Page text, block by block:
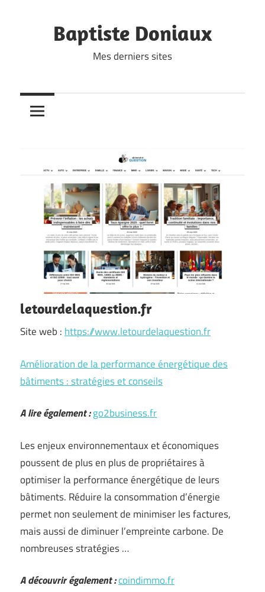
Baptiste Doniaux
Mes derniers sites
letourdelaquestion.fr
Site web : https://www.letourdelaquestion.fr
Amélioration de la performance énergétique des
bâtiments : stratégies et conseils
A lire également :go2business.fr
Les enjeux environnementaux et économiques
poussent de plus en plus de propriétaires à
optimiser la performance énergétique de leurs
bâtiments. Réduire la consommation d’énergie
permet non seulement de minimiser les factures,
mais aussi de diminuer l’empreinte carbone. De
nombreuses stratégies …
A découvrir également :coindimmo.fr